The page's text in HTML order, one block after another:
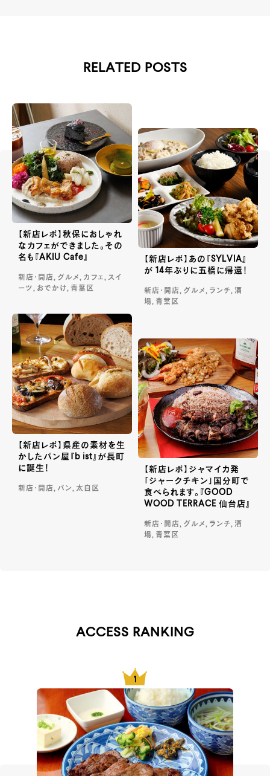
RELATED POSTS
【新店レポ】秋保におしゃれ
なカフェができました。その
名も『AKIU Cafe』
新店・開店, グルメ, カフェ, スイ
ーツ, おでかけ, 青葉区
【新店レポ】あの『SYLVIA』
が 14年ぶりに五橋に帰還！
新店・開店, グルメ, ランチ, 酒
場, 青葉区
【新店レポ】県産の素材を生
かしたパン屋『b ist』が長町
に誕生！
新店・開店, パン, 太白区
【新店レポ】ジャマイカ発
「ジャークチキン」国分町で
食べられます。『GOOD
WOOD TERRACE 仙台店』
新店・開店, グルメ, ランチ, 酒
場, 青葉区
ACCESS RANKING